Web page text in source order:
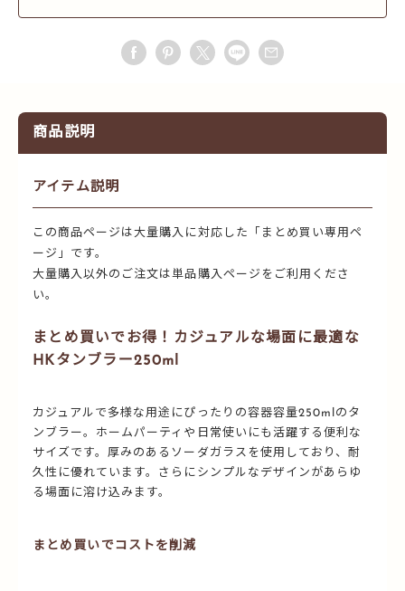
商品説明
アイテム説明
この商品ページは大量購入に対応した「まとめ買い専用ペ
ージ」です。
大量購入以外のご注文は単品購入ページをご利用くださ
い。
まとめ買いでお得！カジュアルな場面に最適な
HKタンブラー250ml
カジュアルで多様な用途にぴったりの容器容量250mlのタ
ンブラー。ホームパーティや日常使いにも活躍する便利な
サイズです。厚みのあるソーダガラスを使用しており、耐
久性に優れています。さらにシンプルなデザインがあらゆ
る場面に溶け込みます。
まとめ買いでコストを削減